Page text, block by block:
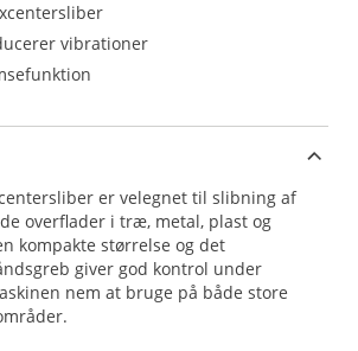
vibrationer
er velegnet til slibning af
overflader i træ, metal, plast og
kompakte størrelse og det
giver god kontrol under
nem at bruge på både store